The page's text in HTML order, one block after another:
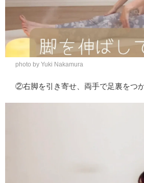
photo by Yuki Nakamura
②右脚を引き寄せ、両手で足裏をつ